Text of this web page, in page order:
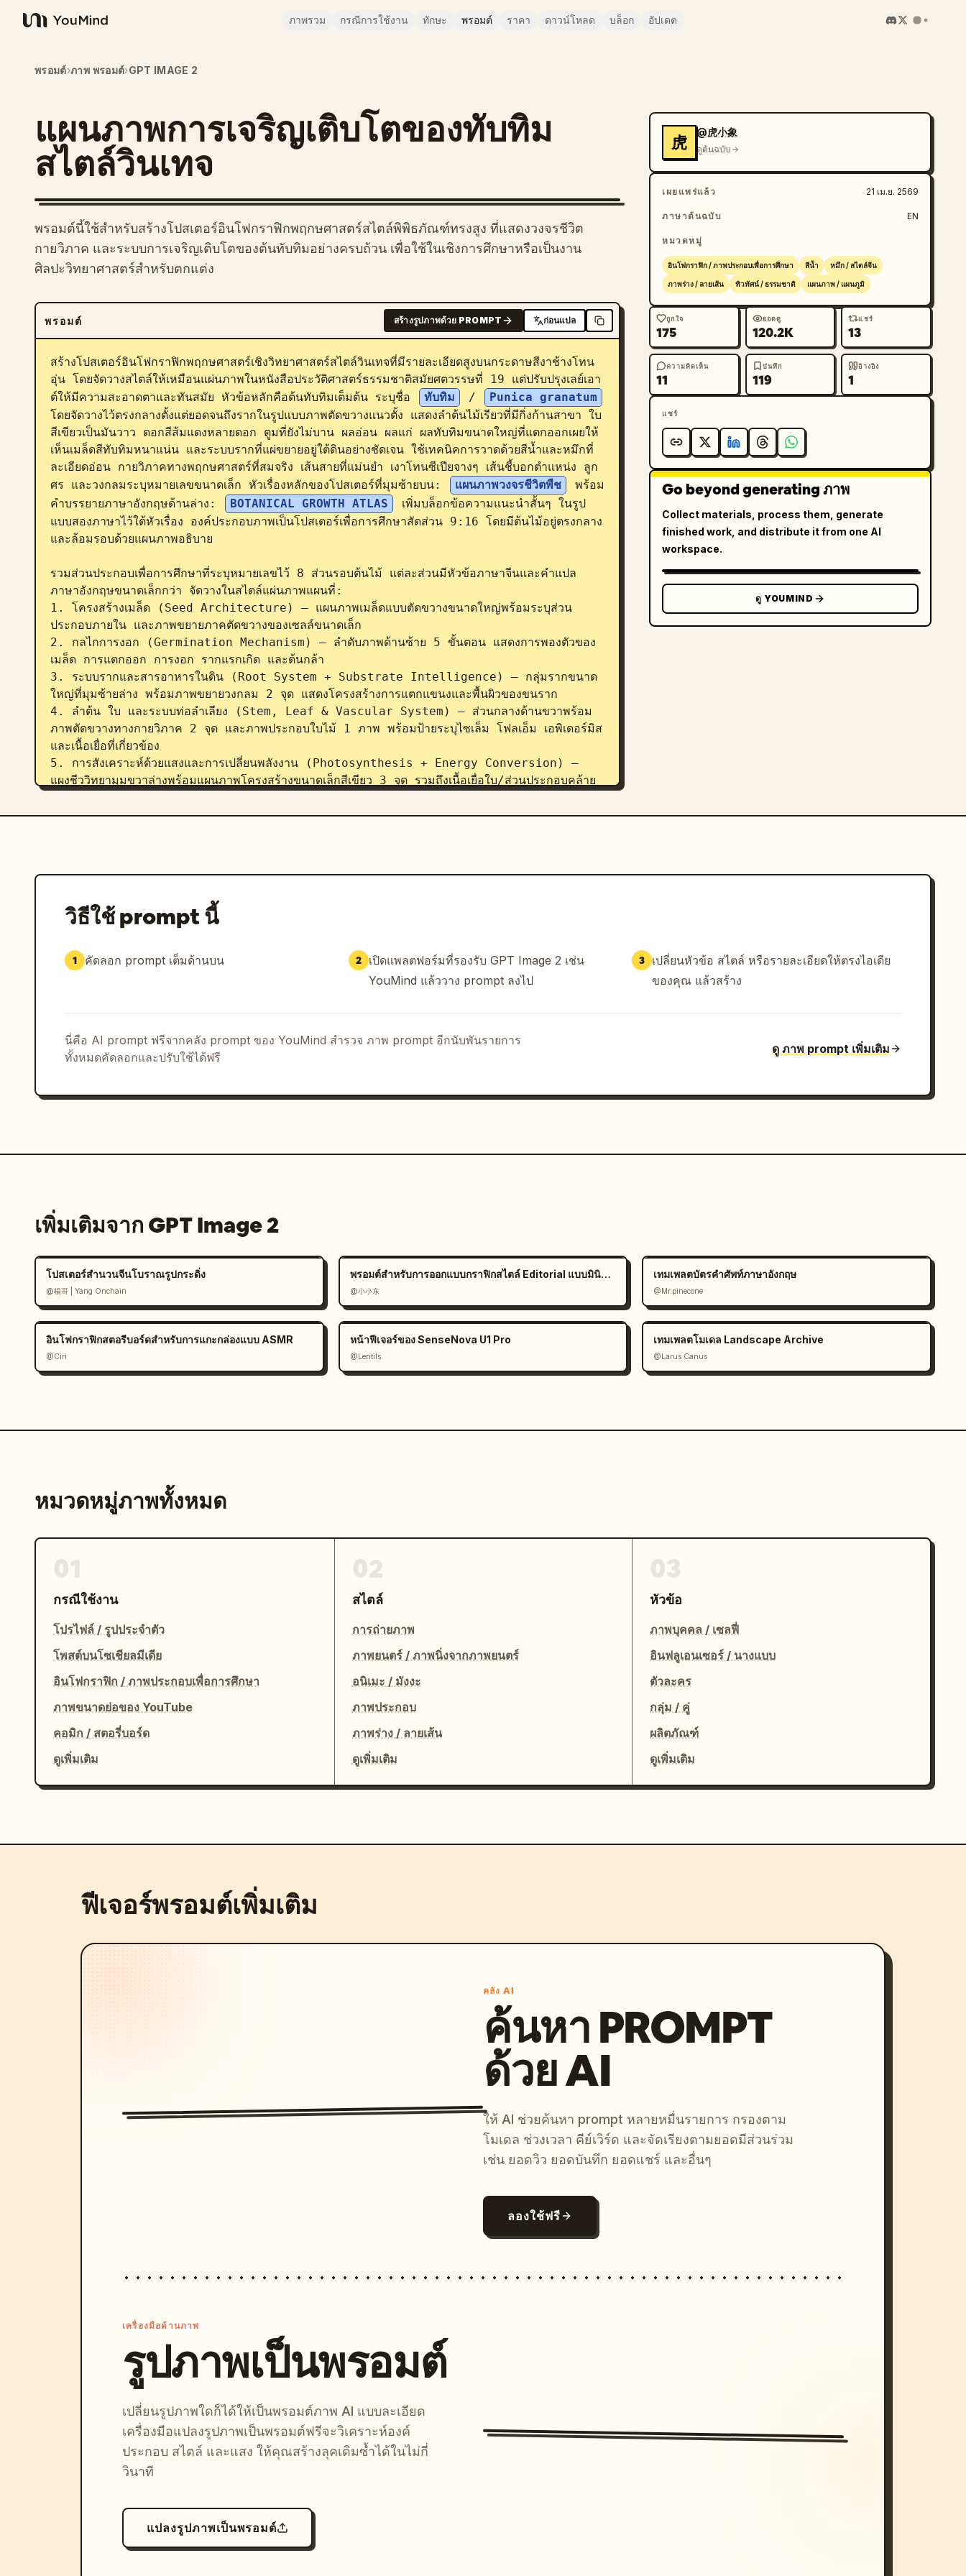
YouMind
ภาพรวม กรณีการใช้งาน ทักษะ พรอมต์ ราคา ดาวน์โหลด บล็อก อัปเดต
พรอมต์›ภาพ พรอมต์›GPT IMAGE 2
แผนภาพการเจริญเติบโตของทับทิม
สไตล์วินเทจ
พรอมต์นี้ใช้สำหรับสร้างโปสเตอร์อินโฟกราฟิกพฤกษศาสตร์สไตล์พิพิธภัณฑ์ทรงสูง ที่แสดงวงจรชีวิต
กายวิภาค และระบบการเจริญเติบโตของต้นทับทิมอย่างครบถ้วน เพื่อใช้ในเชิงการศึกษาหรือเป็นงาน
ศิลปะวิทยาศาสตร์สำหรับตกแต่ง
พรอมต์ สร้างรูปภาพด้วย PROMPT ก่อนแปล
สร้างโปสเตอร์อินโฟกราฟิกพฤกษศาสตร์เชิงวิทยาศาสตร์สไตล์วินเทจที่มีรายละเอียดสูงบนกระดาษสีงาช้างโทน
อุ่น โดยจัดวางสไตล์ให้เหมือนแผ่นภาพในหนังสือประวัติศาสตร์ธรรมชาติสมัยศตวรรษที่ 19 แต่ปรับปรุงเลย์เอา
ต์ให้มีความสะอาดตาและทันสมัย หัวข้อหลักคือต้นทับทิมเต็มต้น ระบุชื่อ
ทับทิม /
Punica granatum
โดยจัดวางไว้ตรงกลางตั้งแต่ยอดจนถึงรากในรูปแบบภาพตัดขวางแนวตั้ง แสดงลำต้นไม้เรียวที่มีกิ่งก้านสาขา ใบ
สีเขียวเป็นมันวาว ดอกสีส้มแดงหลายดอก ตูมที่ยังไม่บาน ผลอ่อน ผลแก่ ผลทับทิมขนาดใหญ่ที่แตกออกเผยให้
เห็นเมล็ดสีทับทิมหนาแน่น และระบบรากที่แผ่ขยายอยู่ใต้ดินอย่างชัดเจน ใช้เทคนิคการวาดด้วยสีน้ำและหมึกที่
ละเอียดอ่อน กายวิภาคทางพฤกษศาสตร์ที่สมจริง เส้นสายที่แม่นยำ เงาโทนซีเปียจางๆ เส้นชี้บอกตำแหน่ง ลูก
ศร และวงกลมระบุหมายเลขขนาดเล็ก หัวเรื่องหลักของโปสเตอร์ที่มุมซ้ายบน:
แผนภาพวงจรชีวิตพืช
พร้อม
คำบรรยายภาษาอังกฤษด้านล่าง:
BOTANICAL GROWTH ATLAS
เพิ่มบล็อกข้อความแนะนำสั้นๆ ในรูป
แบบสองภาษาไว้ใต้หัวเรื่อง องค์ประกอบภาพเป็นโปสเตอร์เพื่อการศึกษาสัดส่วน 9:16 โดยมีต้นไม้อยู่ตรงกลาง
และล้อมรอบด้วยแผนภาพอธิบาย
รวมส่วนประกอบเพื่อการศึกษาที่ระบุหมายเลขไว้ 8 ส่วนรอบต้นไม้ แต่ละส่วนมีหัวข้อภาษาจีนและคำแปล
ภาษาอังกฤษขนาดเล็กกว่า จัดวางในสไตล์แผ่นภาพแผนที่:
1. โครงสร้างเมล็ด (Seed Architecture) — แผนภาพเมล็ดแบบตัดขวางขนาดใหญ่พร้อมระบุส่วน
ประกอบภายใน และภาพขยายภาคตัดขวางของเซลล์ขนาดเล็ก
2. กลไกการงอก (Germination Mechanism) — ลำดับภาพด้านซ้าย 5 ขั้นตอน แสดงการพองตัวของ
เมล็ด การแตกออก การงอก รากแรกเกิด และต้นกล้า
3. ระบบรากและสารอาหารในดิน (Root System + Substrate Intelligence) — กลุ่มรากขนาด
ใหญ่ที่มุมซ้ายล่าง พร้อมภาพขยายวงกลม 2 จุด แสดงโครงสร้างการแตกแขนงและพื้นผิวของขนราก
4. ลำต้น ใบ และระบบท่อลำเลียง (Stem, Leaf & Vascular System) — ส่วนกลางด้านขวาพร้อม
ภาพตัดขวางทางกายวิภาค 2 จุด และภาพประกอบใบไม้ 1 ภาพ พร้อมป้ายระบุไซเล็ม โฟลเอ็ม เอพิเดอร์มิส
และเนื้อเยื่อที่เกี่ยวข้อง
5. การสังเคราะห์ด้วยแสงและการเปลี่ยนพลังงาน (Photosynthesis + Energy Conversion) —
แผงชีววิทยามุมขวาล่างพร้อมแผนภาพโครงสร้างขนาดเล็กสีเขียว 3 จุด รวมถึงเนื้อเยื่อใบ/ส่วนประกอบคล้าย
6. การสร้างตาดอกและการบาน (Bud Formation + Blooming) — ส่วนการออกดอกมุมขวาบนพร้อม
ผึ้งกำลังเข้าหาดอกไม้
8. การสุกของผลและวงจรเมล็ด (Fruit Maturation + Seed Cycle) — ส่วนวงจรชีวิตมุมขวาล่าง
ของต้นกล้า 3 ระยะ
บริเวณขอบล่างสุด ให้ใส่แถบแสดงการเจริญเติบโตตามลำดับเวลาที่มีภาพประกอบขั้นตอนเล็กๆ 19 ภาพ แต่ละ
ใหม่ เพิ่มแผงปัจจัยทางสิ่งแวดล้อมที่มุมซ้ายล่างพร้อมสัญลักษณ์แสดงแสง อุณหภูมิ น้ำ สารอาหาร และ
อากาศ ใช้การติดป้ายกำกับแบบสองภาษา โดยให้หัวข้อภาษาจีนโดดเด่นกว่าและคำแปลภาษาอังกฤษเป็นตัว
虎
@虎小象
ดูต้นฉบับ
เผยแพร่แล้ว 21 เม.ย. 2569
ภาษาต้นฉบับ EN
หมวดหมู่
อินโฟกราฟิก / ภาพประกอบเพื่อการศึกษา สีน้ำ หมึก / สไตล์จีน
ภาพร่าง / ลายเส้น ทิวทัศน์ / ธรรมชาติ แผนภาพ / แผนภูมิ
ถูกใจ
175
ยอดดู
120.2K
แชร์
13
ความคิดเห็น
11
บันทึก
119
อ้างอิง
1
แชร์
Go beyond generating ภาพ
Collect materials, process them, generate
finished work, and distribute it from one AI
workspace.
ดู YOUMIND
วิธีใช้ prompt นี้
1 คัดลอก prompt เต็มด้านบน 2 เปิดแพลตฟอร์มที่รองรับ GPT Image 2 เช่น
YouMind แล้ววาง prompt ลงไป
3
เปลี่ยนหัวข้อ สไตล์ หรือรายละเอียดให้ตรงไอเดีย
ของคุณ แล้วสร้าง
นี่คือ AI prompt ฟรีจากคลัง prompt ของ YouMind สำรวจ ภาพ prompt อีกนับพันรายการ
ทั้งหมดคัดลอกและปรับใช้ได้ฟรี
ดู ภาพ prompt เพิ่มเติม
เพิ่มเติมจาก GPT Image 2
โปสเตอร์สำนวนจีนโบราณรูปกระดิ่ง
@楊哥 | Yang Onchain
พรอมต์สำหรับการออกแบบกราฟิกสไตล์ Editorial แบบมินิมอล
@小小东
เทมเพลตบัตรคำศัพท์ภาษาอังกฤษ
@Mr.pinecone
อินโฟกราฟิกสตอรีบอร์ดสำหรับการแกะกล่องแบบ ASMR
@Ciri
หน้าฟีเจอร์ของ SenseNova U1 Pro
@Lentils
เทมเพลตโมเดล Landscape Archive
@Larus Canus
หมวดหมู่ภาพทั้งหมด
กรณีใช้งาน
โปรไฟล์ / รูปประจำตัว
โพสต์บนโซเชียลมีเดีย
อินโฟกราฟิก / ภาพประกอบเพื่อการศึกษา
ภาพขนาดย่อของ YouTube
คอมิก / สตอรี่บอร์ด
ดูเพิ่มเติม
สไตล์
การถ่ายภาพ
ภาพยนตร์ / ภาพนิ่งจากภาพยนตร์
อนิเมะ / มังงะ
ภาพประกอบ
ภาพร่าง / ลายเส้น
ดูเพิ่มเติม
หัวข้อ
ภาพบุคคล / เซลฟี่
อินฟลูเอนเซอร์ / นางแบบ
ตัวละคร
กลุ่ม / คู่
ผลิตภัณฑ์
ดูเพิ่มเติม
ฟีเจอร์พรอมต์เพิ่มเติม
คลัง AI
ค้นหา PROMPT
ด้วย AI
ให้ AI ช่วยค้นหา prompt หลายหมื่นรายการ กรองตาม
โมเดล ช่วงเวลา คีย์เวิร์ด และจัดเรียงตามยอดมีส่วนร่วม
เช่น ยอดวิว ยอดบันทึก ยอดแชร์ และอื่นๆ
ลองใช้ฟรี
เครื่องมือด้านภาพ
รูปภาพเป็นพรอมต์
เปลี่ยนรูปภาพใดก็ได้ให้เป็นพรอมต์ภาพ AI แบบละเอียด
เครื่องมือแปลงรูปภาพเป็นพรอมต์ฟรีจะวิเคราะห์องค์
ประกอบ สไตล์ และแสง ให้คุณสร้างลุคเดิมซ้ำได้ในไม่กี่
วินาที
แปลงรูปภาพเป็นพรอมต์